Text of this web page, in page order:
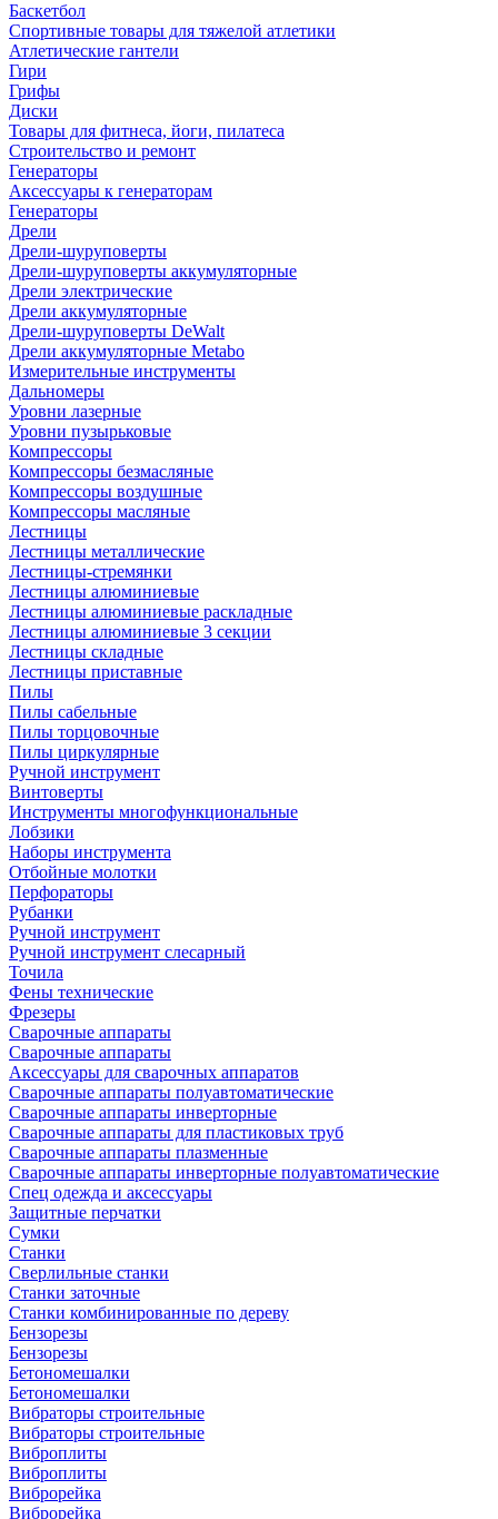
Баскетбол
Спортивные товары для тяжелой атлетики
Атлетические гантели
Гири
Грифы
Диски
Товары для фитнеса, йоги, пилатеса
Строительство и ремонт
Генераторы
Аксессуары к генераторам
Генераторы
Дрели
Дрели-шуруповерты
Дрели-шуруповерты аккумуляторные
Дрели электрические
Дрели аккумуляторные
Дрели-шуруповерты DeWalt
Дрели аккумуляторные Metabo
Измерительные инструменты
Дальномеры
Уровни лазерные
Уровни пузырьковые
Компрессоры
Компрессоры безмасляные
Компрессоры воздушные
Компрессоры масляные
Лестницы
Лестницы металлические
Лестницы-стремянки
Лестницы алюминиевые
Лестницы алюминиевые раскладные
Лестницы алюминиевые 3 секции
Лестницы складные
Лестницы приставные
Пилы
Пилы сабельные
Пилы торцовочные
Пилы циркулярные
Ручной инструмент
Винтоверты
Инструменты многофункциональные
Лобзики
Наборы инструмента
Отбойные молотки
Перфораторы
Рубанки
Ручной инструмент
Ручной инструмент слесарный
Точила
Фены технические
Фрезеры
Сварочные аппараты
Сварочные аппараты
Аксессуары для сварочных аппаратов
Сварочные аппараты полуавтоматические
Сварочные аппараты инверторные
Сварочные аппараты для пластиковых труб
Сварочные аппараты плазменные
Сварочные аппараты инверторные полуавтоматические
Спец одежда и аксессуары
Защитные перчатки
Сумки
Станки
Сверлильные станки
Станки заточные
Станки комбинированные по дереву
Бензорезы
Бензорезы
Бетономешалки
Бетономешалки
Вибраторы строительные
Вибраторы строительные
Виброплиты
Виброплиты
Виброрейка
Виброрейка